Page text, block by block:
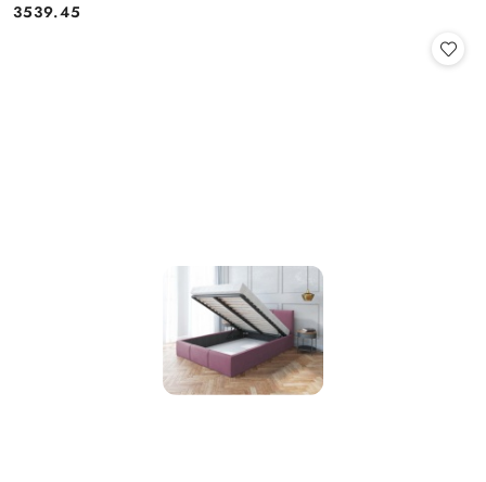
Cena:
3539.45